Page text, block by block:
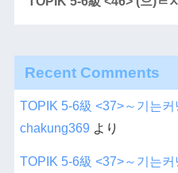
Recent Comments
TOPIK 5-6級 <37>～기는
chakung369 より
TOPIK 5-6級 <37>～기는